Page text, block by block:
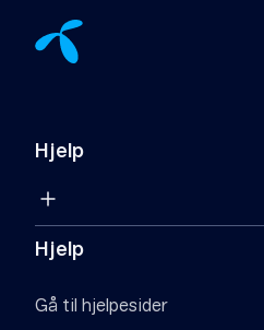
Hjelp
Hjelp
Gå til hjelpesider